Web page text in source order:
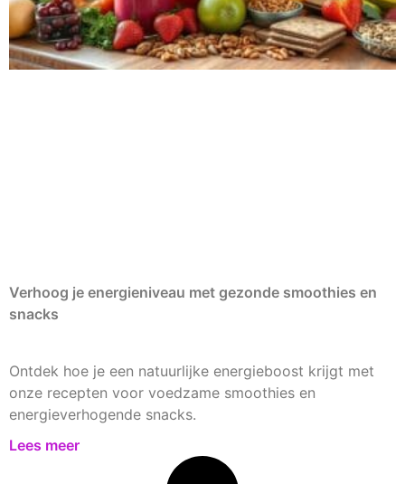
Verhoog je energieniveau met gezonde smoothies en
snacks
Ontdek hoe je een natuurlijke energieboost krijgt met
onze recepten voor voedzame smoothies en
energieverhogende snacks.
Lees meer